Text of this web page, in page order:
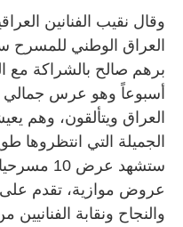
وقال نقيب الفنانين
العراق الوطني للمسرح
برهم صالح بالشراكة مع
أسبوعاً وهو عرس جمالي
العراق ويتألقون، وهم
الجميلة التي انتظروها
ستشهد
عروض موازية، تقدم
والنجاح ونقابة